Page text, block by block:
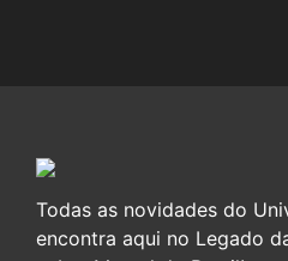
Todas as novidades do
encontra aqui no Legado